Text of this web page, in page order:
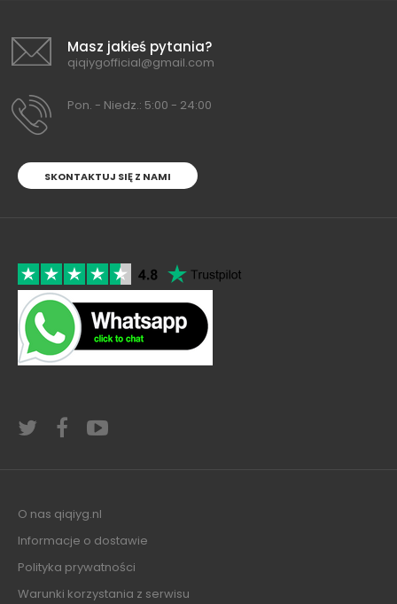
Masz jakieś pytania?
qiqiygofficial@gmail.com
Pon. - Niedz.: 5:00 - 24:00
SKONTAKTUJ SIĘ Z NAMI
O nas qiqiyg.nl
Informacje o dostawie
Polityka prywatności
Warunki korzystania z serwisu